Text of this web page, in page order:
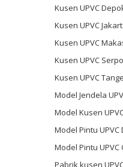
Kusen UPVC
Kusen UPVC
Kusen UPVC
Kusen UPVC
Kusen UPVC
Model Jendela
Model Kusen
Model Pintu UPVC
Model Pintu
Pabrik kusen